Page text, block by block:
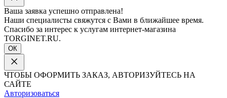
Ваша заявка успешно отправлена!
Наши специалисты свяжутся с Вами в ближайшее время.
Спасибо за интерес к услугам интернет-магазина
TORGINET.RU.
ОК
ЧТОБЫ ОФОРМИТЬ ЗАКАЗ, АВТОРИЗУЙТЕСЬ НА
САЙТЕ
Авторизоваться